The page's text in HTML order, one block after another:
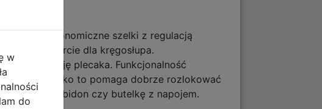
ergonomiczne szelki z regulacją
podparcie dla kręgosłupa.
dekorację plecaka. Funkcjonalność
Wszystko to pomaga dobrze rozlokować
miejsce na bidon czy butelkę z napojem.
w
do